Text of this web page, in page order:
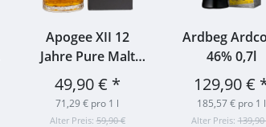
Apogee XII 12
Jahre Pure Malt
Bimber Distillery
46,3% 0,7l
49,90 € *
71,29 € pro 1 l
Alter Preis:59,90 €
Ardbeg
46% 0,7l
129,90 €
185,57 € pro 1 l
Alter Preis:139,90